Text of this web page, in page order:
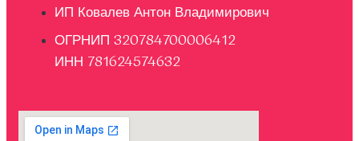
ИП Ковалев Антон Владимирович
ОГРНИП 320784700006412
ИНН 781624574632